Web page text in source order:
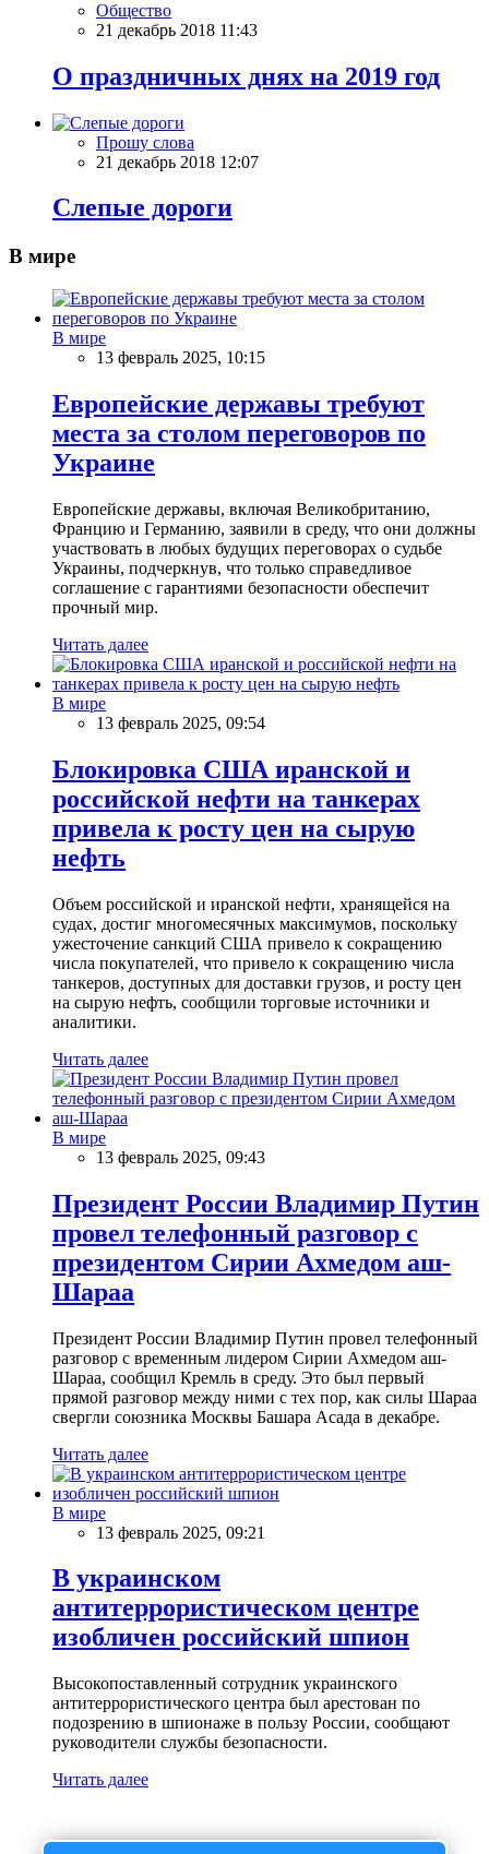
Общество
21 декабрь 2018 11:43
О праздничных днях на 2019 год
Прошу слова
21 декабрь 2018 12:07
Слепые дороги
В мире
В мире
13 февраль 2025, 10:15
Европейские державы требуют
места за столом переговоров по
Украине
Европейские державы, включая Великобританию,
Францию и Германию, заявили в среду, что они должны
участвовать в любых будущих переговорах о судьбе
Украины, подчеркнув, что только справедливое
соглашение с гарантиями безопасности обеспечит
прочный мир.
Читать далее
В мире
13 февраль 2025, 09:54
Блокировка США иранской и
российской нефти на танкерах
привела к росту цен на сырую
нефть
Объем российской и иранской нефти, хранящейся на
судах, достиг многомесячных максимумов, поскольку
ужесточение санкций США привело к сокращению
числа покупателей, что привело к сокращению числа
танкеров, доступных для доставки грузов, и росту цен
на сырую нефть, сообщили торговые источники и
аналитики.
Читать далее
В мире
13 февраль 2025, 09:43
Президент России Владимир Путин
провел телефонный разговор с
президентом Сирии Ахмедом аш-
Шараа
Президент России Владимир Путин провел телефонный
разговор с временным лидером Сирии Ахмедом аш-
Шараа, сообщил Кремль в среду. Это был первый
прямой разговор между ними с тех пор, как силы Шараа
свергли союзника Москвы Башара Асада в декабре.
Читать далее
В мире
13 февраль 2025, 09:21
В украинском
антитеррористическом центре
изобличен российский шпион
Высокопоставленный сотрудник украинского
антитеррористического центра был арестован по
подозрению в шпионаже в пользу России, сообщают
руководители службы безопасности.
Читать далее